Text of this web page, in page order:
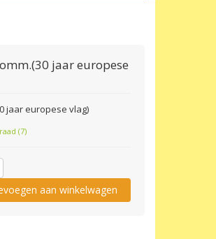
jaar europese
jaar europese vlag)
(7)